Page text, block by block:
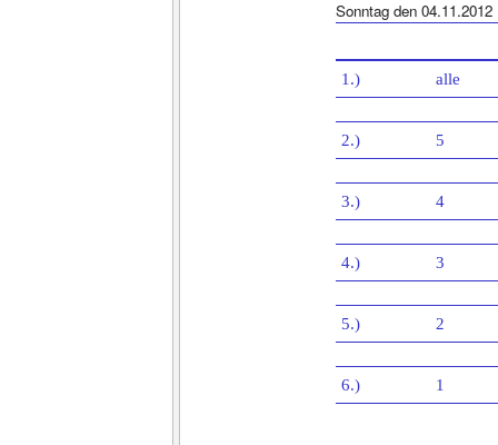
Sonntag den 04.11.2012
1.) alle
2.) 5
3.) 4
4.) 3
5.) 2
6.) 1